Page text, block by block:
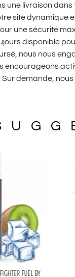
une livraison dans
site dynamique
une sécurité
disponible
nous nous
encourageons
Sur demande,
FORMAT - FIGHTER